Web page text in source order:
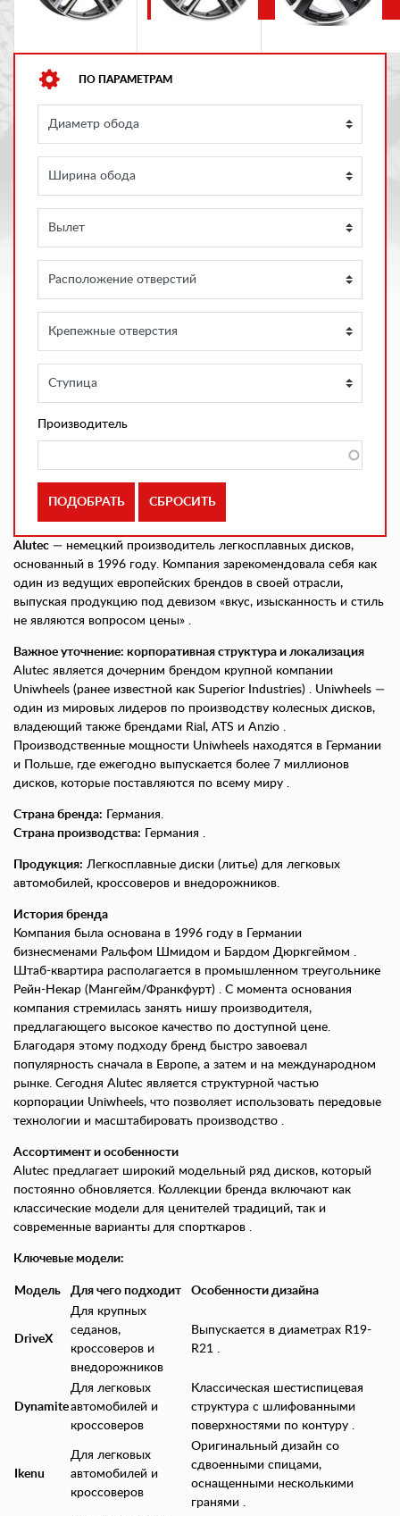
ПО ПАРАМЕТРАМ
Производитель
Alutec — немецкий производитель легкосплавных дисков,
основанный в 1996 году. Компания зарекомендовала себя как
один из ведущих европейских брендов в своей отрасли,
выпуская продукцию под девизом «вкус, изысканность и стиль
не являются вопросом цены» .
Важное уточнение: корпоративная структура и локализация
Alutec является дочерним брендом крупной компании
Uniwheels (ранее известной как Superior Industries) . Uniwheels —
один из мировых лидеров по производству колесных дисков,
владеющий также брендами Rial, ATS и Anzio .
Производственные мощности Uniwheels находятся в Германии
и Польше, где ежегодно выпускается более 7 миллионов
дисков, которые поставляются по всему миру .
Страна бренда: Германия.
Страна производства: Германия .
Продукция: Легкосплавные диски (литье) для легковых
автомобилей, кроссоверов и внедорожников.
История бренда
Компания была основана в 1996 году в Германии
бизнесменами Ральфом Шмидом и Бардом Дюркгеймом .
Штаб-квартира располагается в промышленном треугольнике
Рейн-Некар (Мангейм/Франкфурт) . С момента основания
компания стремилась занять нишу производителя,
предлагающего высокое качество по доступной цене.
Благодаря этому подходу бренд быстро завоевал
популярность сначала в Европе, а затем и на международном
рынке. Сегодня Alutec является структурной частью
корпорации Uniwheels, что позволяет использовать передовые
технологии и масштабировать производство .
Ассортимент и особенности
Alutec предлагает широкий модельный ряд дисков, который
постоянно обновляется. Коллекции бренда включают как
классические модели для ценителей традиций, так и
современные варианты для спорткаров .
Ключевые модели:
Модель Для чего подходит Особенности дизайна
DriveX
Для крупных
седанов,
кроссоверов и
внедорожников
Выпускается в диаметрах R19-
R21 .
Dynamite
Для легковых
автомобилей и
кроссоверов
Классическая шестиспицевая
структура с шлифованными
поверхностями по контуру .
Ikenu
Для легковых
автомобилей и
кроссоверов
Оригинальный дизайн со
сдвоенными спицами,
оснащенными несколькими
гранями .